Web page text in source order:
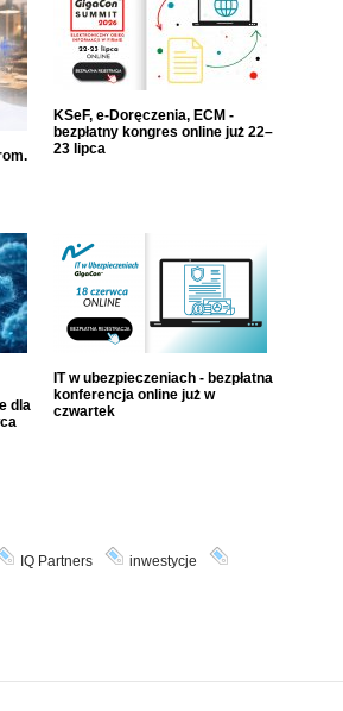
KSeF, e-Doręczenia, ECM -
bezpłatny kongres online już 22–
23 lipca
dla
IT w ubezpieczeniach - bezpłatna
konferencja online już w
czwartek
IQ Partners
inwestycje